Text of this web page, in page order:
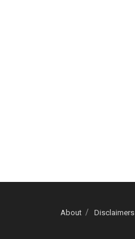
About Disclaimers